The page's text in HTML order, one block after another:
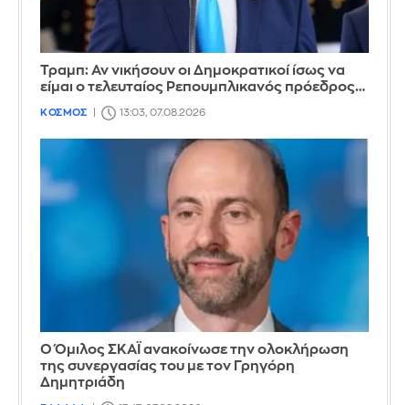
Τραμπ: Αν νικήσουν οι Δημοκρατικοί ίσως να
είμαι ο τελευταίος Ρεπουμπλικανός πρόεδρος…
ΚΟΣΜΟΣ 13:03, 07.08.2026
Ο Όμιλος ΣΚΑΪ ανακοίνωσε την ολοκλήρωση
της συνεργασίας του με τον Γρηγόρη
Δημητριάδη